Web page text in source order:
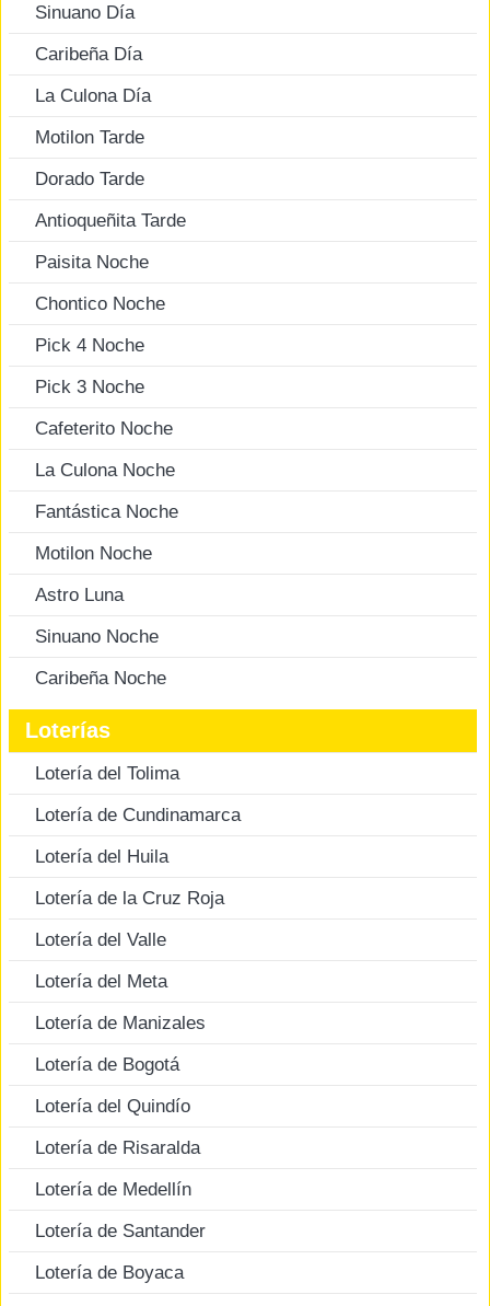
Sinuano Día
Caribeña Día
La Culona Día
Motilon Tarde
Dorado Tarde
Antioqueñita Tarde
Paisita Noche
Chontico Noche
Pick 4 Noche
Pick 3 Noche
Cafeterito Noche
La Culona Noche
Fantástica Noche
Motilon Noche
Astro Luna
Sinuano Noche
Caribeña Noche
Loterías
Lotería del Tolima
Lotería de Cundinamarca
Lotería del Huila
Lotería de la Cruz Roja
Lotería del Valle
Lotería del Meta
Lotería de Manizales
Lotería de Bogotá
Lotería del Quindío
Lotería de Risaralda
Lotería de Medellín
Lotería de Santander
Lotería de Boyaca